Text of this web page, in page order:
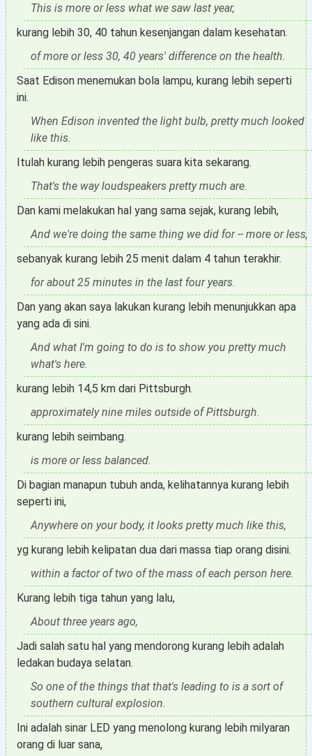
This is more or less what we saw last year,
kurang lebih 30, 40 tahun kesenjangan dalam kesehatan.
of more or less 30, 40 years' difference on the health.
Saat Edison menemukan bola lampu, kurang lebih seperti
ini.
When Edison invented the light bulb, pretty much looked
like this.
Itulah kurang lebih pengeras suara kita sekarang.
That's the way loudspeakers pretty much are.
Dan kami melakukan hal yang sama sejak, kurang lebih,
And we're doing the same thing we did for -- more or less,
sebanyak kurang lebih 25 menit dalam 4 tahun terakhir.
for about 25 minutes in the last four years.
Dan yang akan saya lakukan kurang lebih menunjukkan apa
yang ada di sini.
And what I'm going to do is to show you pretty much
what's here.
kurang lebih 14,5 km dari Pittsburgh.
approximately nine miles outside of Pittsburgh.
kurang lebih seimbang.
is more or less balanced.
Di bagian manapun tubuh anda, kelihatannya kurang lebih
seperti ini,
Anywhere on your body, it looks pretty much like this,
yg kurang lebih kelipatan dua dari massa tiap orang disini.
within a factor of two of the mass of each person here.
Kurang lebih tiga tahun yang lalu,
About three years ago,
Jadi salah satu hal yang mendorong kurang lebih adalah
ledakan budaya selatan.
So one of the things that that's leading to is a sort of
southern cultural explosion.
Ini adalah sinar LED yang menolong kurang lebih milyaran
orang di luar sana,